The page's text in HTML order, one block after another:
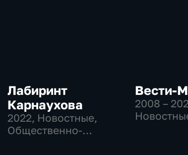
Лабиринт
Карнаухова
2022, Новостные,
Общественно-
Вести-
2008 –